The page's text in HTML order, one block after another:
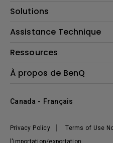
Vidéoprojecteurs
Éclairage
Haut-parleur
Solutions
Business Display
Assistance Technique
Contactez-nous
Recycling
Ressources
Centre de connaissances
À propos de BenQ
Développement durable
Privacy Policy
Terms of Use
l'importation/exportation
Canada - Français